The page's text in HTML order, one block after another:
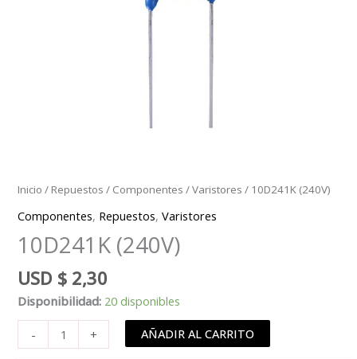
Inicio / Repuestos / Componentes /Varistores / 10D241K (240V)
Componentes, Repuestos,Varistores
10D241K (240V)
USD $ 2,30
Disponibilidad: 20 disponibles
-
10D241K
(240V)
+ AÑADIR AL CARRITO